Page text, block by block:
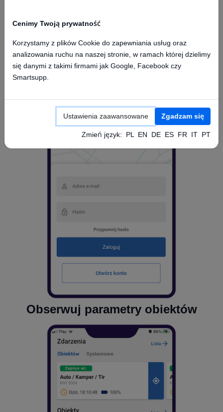
Dostęp z aplikacji mobilnej
Obserwuj parametry obiektów
Cenimy Twoją prywatność
Korzystamy z plików Cookie do zapewniania usług oraz
analizowania ruchu na naszej stronie, w ramach której dzielimy
się danymi z takimi firmami jak Google, Facebook czy
Smartsupp.
Ustawienia zaawansowane Zgadzam się
Zmień język: PL EN DE ES FR IT PT